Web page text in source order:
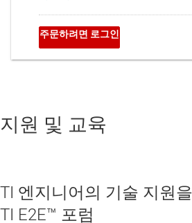
지원 및 교육
TI 엔지니어의 기술 지원
TI E2E™ 포럼